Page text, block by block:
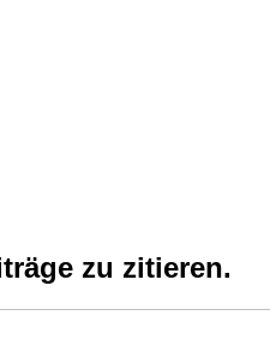
zu zitieren.